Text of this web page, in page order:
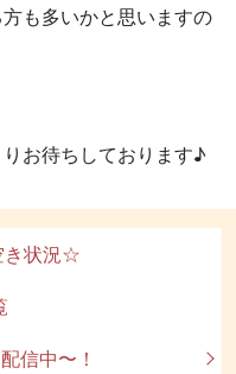
も多いかと思いますの
お待ちしております♪
き状況☆
信中〜！